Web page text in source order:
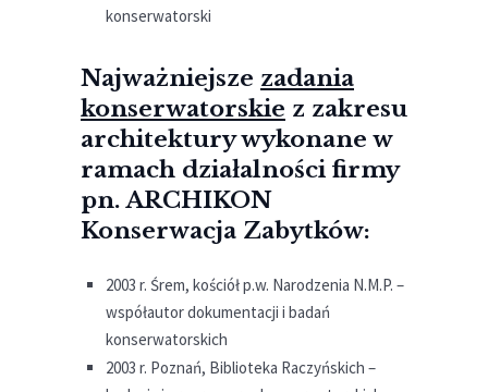
konserwatorski
Najważniejsze zadania
konserwatorskie z zakresu
architektury wykonane w
ramach działalności firmy
pn. ARCHIKON
Konserwacja Zabytków:
2003 r. Śrem, kościół p.w. Narodzenia N.M.P. –
współautor dokumentacji i badań
konserwatorskich
2003 r. Poznań, Biblioteka Raczyńskich –